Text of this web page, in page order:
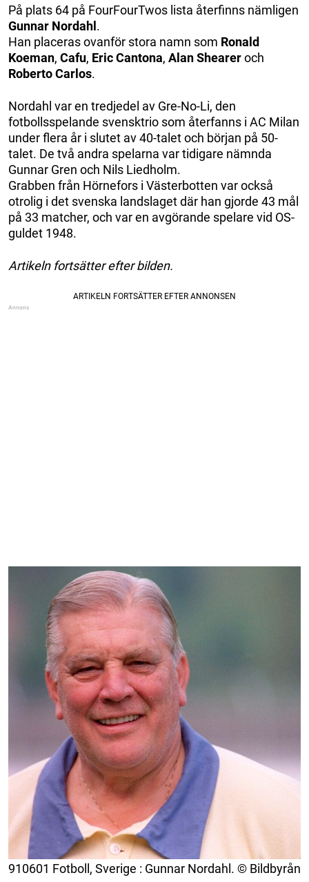
På plats 64 på FourFourTwos lista återfinns nämligen
Gunnar Nordahl .
Han placeras ovanför stora namn som Ronald
Koeman, Cafu, Eric Cantona, AlanSheareroch
Roberto Carlos.
Nordahl var en tredjedel av Gre-No-Li, den
fotbollsspelande svensktrio som återfanns i AC Milan
under flera år i slutet av 40-talet och början på 50-
talet. De två andra spelarna var tidigare nämnda
Gunnar Gren och Nils Liedholm.
Grabben från Hörnefors i Västerbotten var också
otrolig i det svenska landslaget där han gjorde 43 mål
på 33 matcher, och var en avgörande spelare vid OS-
guldet 1948.
Artikeln fortsätter efter bilden.
910601 Fotboll, Sverige : Gunnar Nordahl. © Bildbyrån